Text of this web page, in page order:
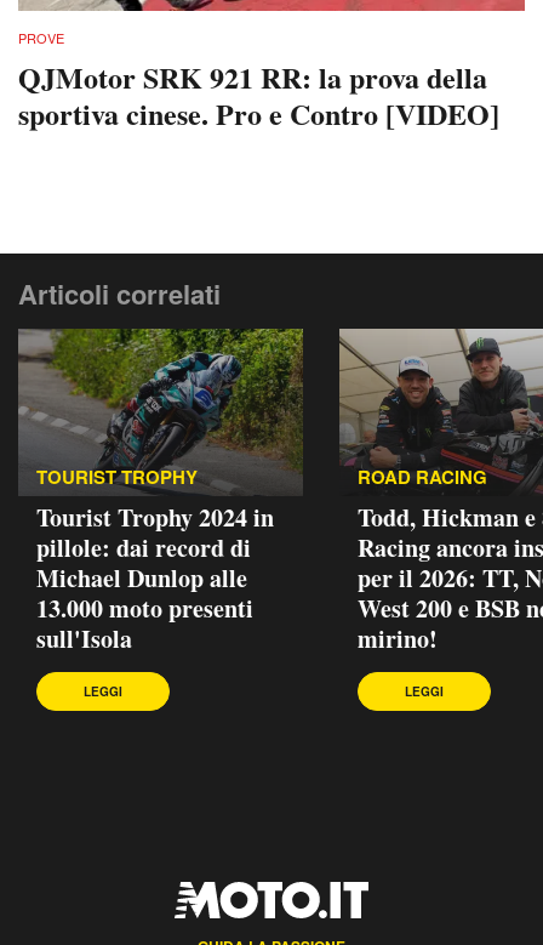
PROVE
QJMotor SRK 921 RR: la prova della
sportiva cinese. Pro e Contro [VIDEO]
Articoli correlati
TOURIST TROPHY
Tourist Trophy 2024 in
pillole: dai record di
Michael Dunlop alle
13.000 moto presenti
sull'Isola
LEGGI
ROAD RACING
Todd, Hickman e
Racing ancora
per il 2026: TT,
West 200 e BSB
mirino!
LEGGI